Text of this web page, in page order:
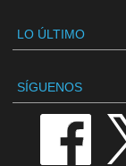
LO ÚLTIMO
SÍGUENOS